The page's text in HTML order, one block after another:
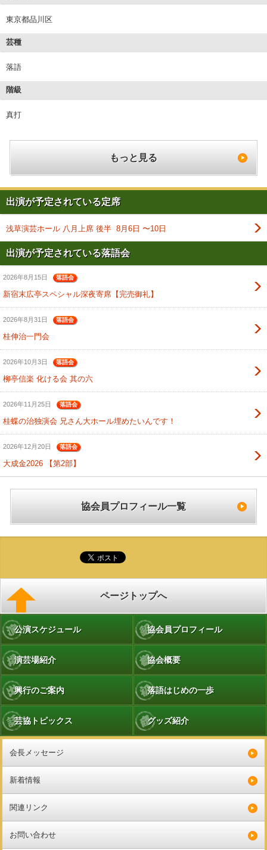
東京都品川区
芸種
落語
階級
真打
もっと見る
出演が予定されている定席
浅草演芸ホール 八月上席 後半 8月6日 〜10日
出演が予定されている落語会
2026年8月15日 落語会
新宿末広亭スペシャル深夜寄席【完売御礼】
2026年8月31日 落語会
桂伸治一門会
2026年10月3日 落語会
柳亭信楽 化ける会 其の六
2026年11月25日 落語会
桂蝶の治独演会 兄さん大ホール埋めたいんです！
2026年12月20日 落語会
大成金2026 【第2部】
協会員プロフィール一覧
ページトップへ
公演スケジュール 協会員プロフィール
演芸場紹介 協会概要
興行のご案内 落語はじめの一歩
芸協トピックス グッズ紹介
会長メッセージ
新着情報
関連リンク
お問い合わせ